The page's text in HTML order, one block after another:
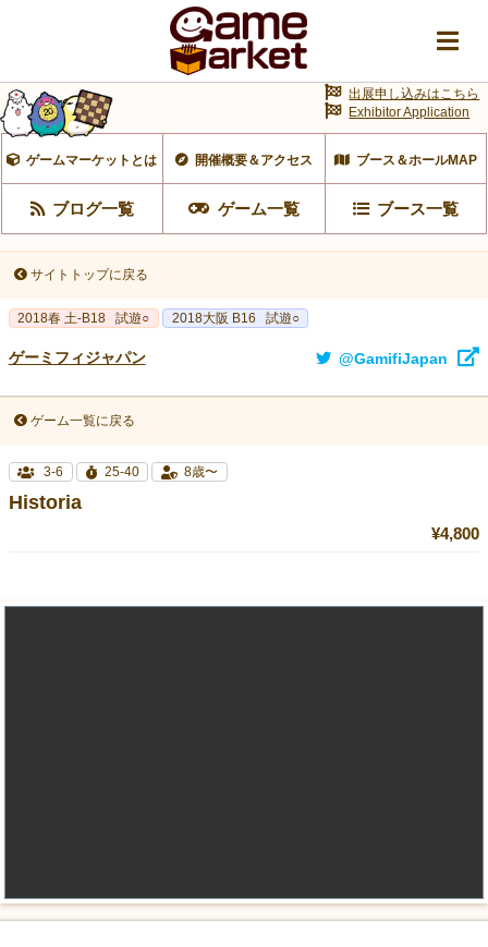
ゲームマーケットとは 開催概要＆アクセス ブース＆ホールMAP
ブログ一覧 ゲーム一覧 ブース一覧
出展申し込みはこちら
Exhibitor Application
サイトトップに戻る
2018春 土-B18 試遊○ 2018大阪 B16 試遊○
ゲーミフィジャパン @GamifiJapan
ゲーム一覧に戻る
3-6 25-40 8歳〜
Historia
¥4,800